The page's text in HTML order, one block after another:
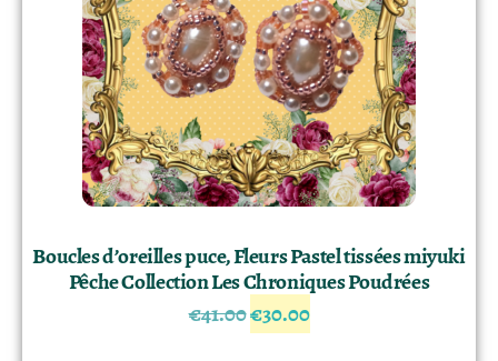
Boucles d’oreilles puce, Fleurs Pastel tissées miyuki
Pêche Collection Les Chroniques Poudrées
€41.00€30.00